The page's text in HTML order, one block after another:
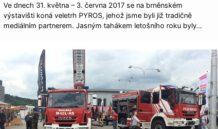
Ve dnech 31. května – 3. června 2017 se na brněnském
výstavišti koná veletrh PYROS, jehož jsme byli již tradičně
mediálním partnerem. Jasným tahákem letošního roku byly…